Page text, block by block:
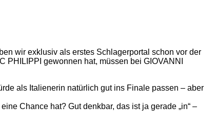
wir exklusiv als erstes Schlagerportal schon vor der
gewonnen hat, müssen bei GIOVANNI
als Italienerin natürlich gut ins Finale passen – aber
Chance hat? Gut denkbar, das ist ja gerade „in“ –